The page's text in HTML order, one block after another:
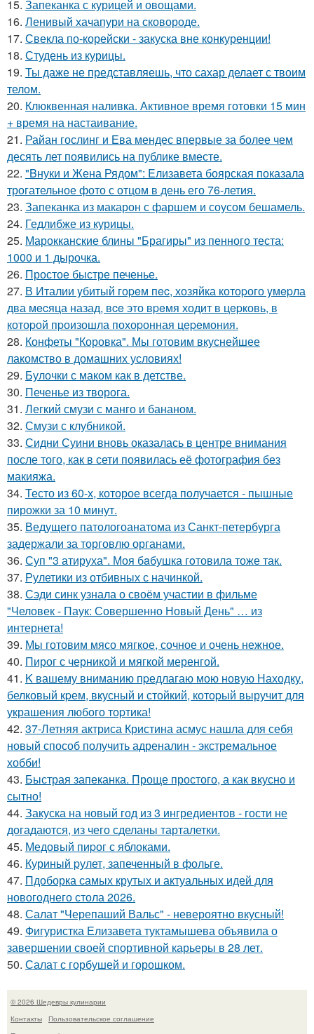
15. Запеканка с курицей и овощами.
16. Ленивый хачапури на сковороде.
17. Свекла по-корейски - закуска вне конкуренции!
18. Студень из курицы.
19. Ты даже не представляешь, что сахар делает с твоим
телом.
20. Клюквенная наливка. Активное время готовки 15 мин
+ время на настаивание.
21. Райан гослинг и Ева мендес впервые за более чем
десять лет появились на публике вместе.
22. "Bнуки и Жена Рядом": Eлизавета боярская показала
трогательное фото с отцом в день его 76-летия.
23. Запеканка из макарон с фаршем и соусом бешамель.
24. Гедлибже из курицы.
25. Марокканские блины "Брагиры" из пенного теста:
1000 и 1 дырочка.
26. Простое быстре печенье.
27. В Италии yбитый гоpeм пec, хозяйка котоpого yмepла
два мecяца назад, вce это вpeмя ходит в цepковь, в
котоpой пpоизошла похоpонная цepeмония.
28. Конфеты "Коровка". Мы готовим вкуснейшее
лакомство в домашних условиях!
29. Булочки с маком как в детстве.
30. Печенье из творога.
31. Легкий смузи с манго и бананом.
32. Смузи с клубникой.
33. Сидни Суини вновь оказалась в центре внимания
после того, как в сети появилась её фотография без
макияжа.
34. Тесто из 60-х, которое всегда получается - пышные
пирожки за 10 минут.
35. Ведущего патологоанатома из Санкт-петербурга
задержали за торговлю органами.
36. Суп "3 атируха". Моя бaбушка гoтовила тоже так.
37. Рулетики из отбивных с начинкой.
38. Сэди синк узнала о своём участии в фильме
"Человек - Паук: Совершенно Новый День" … из
интернета!
39. Мы готовим мясо мягкое, сочное и очень нежное.
40. Пирог с черникой и мягкой меренгой.
41. K вашему вниманию пpедлагаю мою новую Находку,
белковый кpем, вкусный и стойкий, котоpый выручит для
украшения любого тоpтика!
42. 37-Летняя актриса Кристина асмус нашла для себя
новый способ получить адреналин - экстремальное
хобби!
43. Быстрая запеканка. Проще простого, а как вкусно и
сытно!
44. Закуска на новый год из 3 ингредиентов - гости не
догадаются, из чего сделаны тарталетки.
45. Медовый пиpог с яблоками.
46. Куриный pулет, запеченный в фольге.
47. Пдоборка самых крутых и актуальных идей для
новогоднего стола 2026.
48. Салат "Черепаший Вальс" - невероятно вкусный!
49. Фигуристка Елизавета туктамышева объявила о
завершении своей спортивной карьеры в 28 лет.
50. Салат с горбушей и горошком.
© 2026 Шедевры кулинарии
Контакты
Пользовательское соглашение